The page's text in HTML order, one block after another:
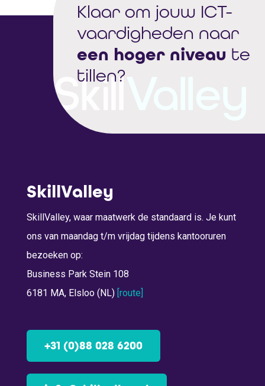
Klaar om jouw ICT-
vaardigheden naar
een hoger niveau te
tillen?
SkillValley
SkillValley, waar maatwerk de standaard is. Je kunt
ons van maandag t/m vrijdag tijdens kantooruren
bezoeken op:
Business Park Stein 108
6181 MA, Elsloo (NL) [route]
+31 (0)88 028 6200